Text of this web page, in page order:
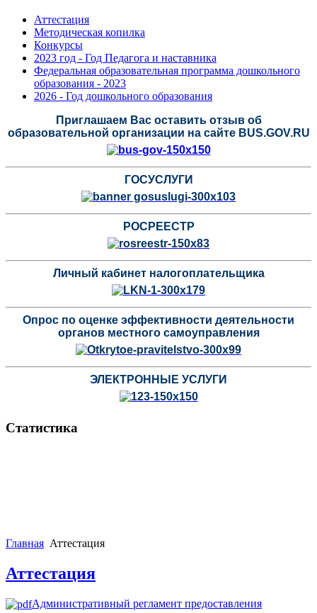
Аттестация
Методическая копилка
Конкурсы
2023 год - Год Педагога и наставника
Федеральная образовательная программа дошкольного
образования - 2023
2026 - Год дошкольного образования
Приглашаем Вас оставить отзыв об
образовательной организации на сайте BUS.GOV.RU
ГОСУСЛУГИ
РОСРЕЕСТР
Личный кабинет налогоплательщика
Опрос по оценке эффективности деятельности
органов местного самоуправления
ЭЛЕКТРОННЫЕ УСЛУГИ
Статистика
Главная Аттестация
Аттестация
Административный регламент предоставления